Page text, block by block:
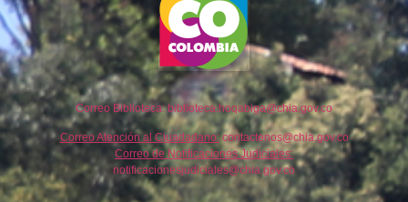
Correo Biblioteca: biblioteca.hoqabiga@chia.gov.co
Correo Atención al Ciuadadano:contactenos@chia.gov.co
Correo de Notificaciones Judiciales:
notificacionesjudiciales@chia.gov.co